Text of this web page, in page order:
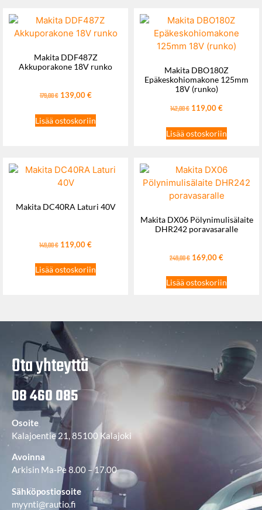
Makita DDF487Z
Akkuporakone 18V runko
179,00€ 139,00€
Lisää ostoskoriin
Makita DBO180Z
Epäkeskohiomakone 125mm
18V (runko)
142,00€ 119,00€
Lisää ostoskoriin
Makita DC40RA Laturi 40V
149,00€ 119,00€
Lisää ostoskoriin
Makita DX06 Pölynimulisälaite
DHR242 poravasaralle
249,00€ 169,00€
Lisää ostoskoriin
Ota yhteyttä
08 460 085
Osoite
Kalajoentie 21, 85100 Kalajoki
Avoinna
Arkisin Ma-Pe 8.00 – 17.00
Sähköpostiosoite
myynti@rautio.fi